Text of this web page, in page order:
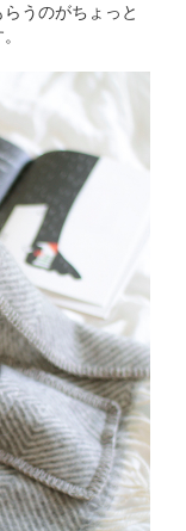
うのがちょっと